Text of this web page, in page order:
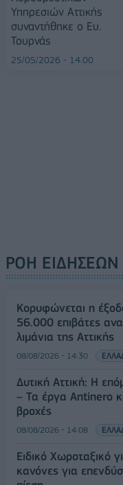
Υπηρεσιών Αττικής
συναντήθηκε ο Ευ.
Τουρνάς
25/05/2026 - 14:00
ΡΟΗ ΕΙΔΗΣΕΩΝ
Κορυφώνεται η
56.000 επιβάτες
λιμάνια της Αττικής
08/08/2026 - 14:30
Δυτική Αττική: Η
– Τα έργα Antinero
βροχές
08/08/2026 - 14:08
Ειδικό Χωροταξικό
κανόνες για